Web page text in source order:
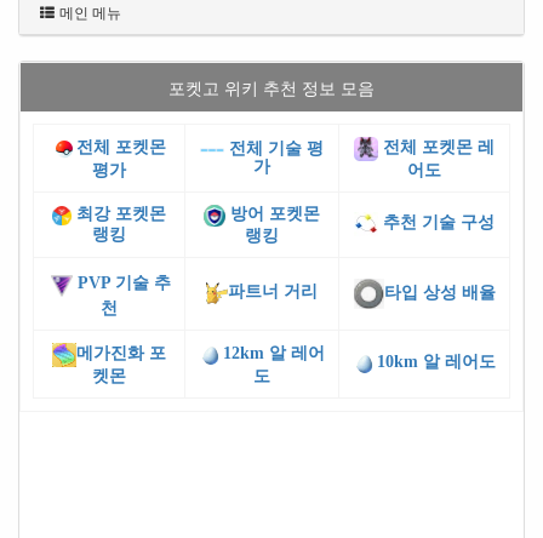
메인 메뉴
포켓고 위키 추천 정보 모음
전체 포켓몬
평가
전체 기술 평
가
전체 포켓몬 레
어도
최강 포켓몬
랭킹
방어 포켓몬
랭킹
추천 기술 구성
PVP 기술 추
천
파트너 거리 타입 상성 배율
메가진화 포
켓몬
12km 알 레어
도
10km 알 레어도